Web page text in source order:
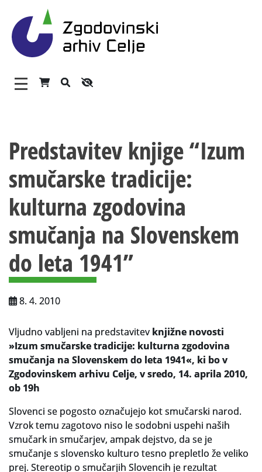
Zgodovinski arhiv Celje –
Glavni meni
Zaposleni
Varstvo osebnih podatkov
Katalog informacij javnega značaja
Zakonodaja
Za uporabnike
Vloga za upravne namene
Vodnik po fondih in zbirkah
VAČ – VIRTUALNA ARHIVSKA ČITALNICA
Strokovna usposabljanja za uslužbence
Gradivo
Predstavitev knjige “Izum
smučarske tradicije:
kulturna zgodovina
smučanja na Slovenskem
do leta 1941”
8. 4. 2010
Vljudno vabljeni na predstavitev knjižne novosti
»Izum smučarske tradicije: kulturna zgodovina
smučanja na Slovenskem do leta 1941«, ki bo v
Zgodovinskem arhivu Celje, vsredo, 14. aprila 2010,
ob 19h
Slovenci se pogosto označujejo kot smučarski narod.
Vzrok temu zagotovo niso le sodobni uspehi naših
smučark in smučarjev, ampak dejstvo, da se je
smučanje s slovensko kulturo tesno prepletlo že veliko
prej. Stereotip o smučarjih Slovencih je rezultat